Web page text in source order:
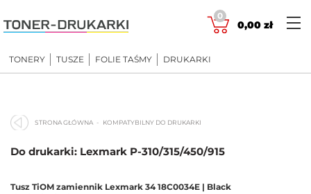
to
content
0
0,00 zł
TONERY TUSZE FOLIE TAŚMY DRUKARKI
STRONA GŁÓWNA KOMPATYBILNY DO DRUKARKI
Do drukarki: Lexmark P-310/315/450/915
Tusz TiOM zamiennik Lexmark 34 18C0034E | Black